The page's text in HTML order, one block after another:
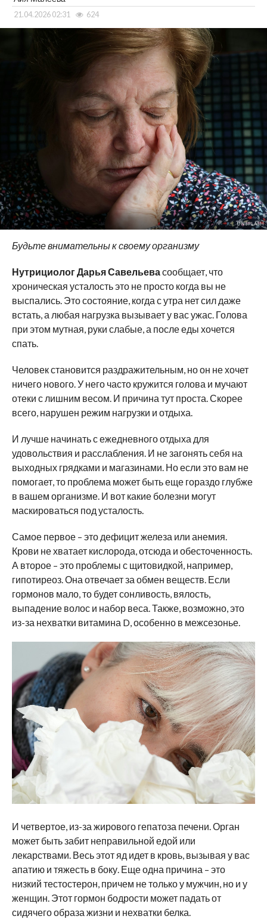
21.04.2026 02:31 624
UNSPLASH
Будьте внимательны к своему организму
Нутрициолог Дарья Савельева сообщает, что
хроническая усталость это не просто когда вы не
выспались. Это состояние, когда с утра нет сил даже
встать, а любая нагрузка вызывает у вас ужас. Голова
при этом мутная, руки слабые, а после еды хочется
спать.
Человек становится раздражительным, но он не хочет
ничего нового. У него часто кружится голова и мучают
отеки с лишним весом. И причина тут проста. Скорее
всего, нарушен режим нагрузки и отдыха.
И лучше начинать с ежедневного отдыха для
удовольствия и расслабления. И не загонять себя на
выходных грядками и магазинами. Но если это вам не
помогает, то проблема может быть еще гораздо глубже
в вашем организме. И вот какие болезни могут
маскироваться под усталость.
Самое первое – это дефицит железа или анемия.
Крови не хватает кислорода, отсюда и обесточенность.
А второе – это проблемы с щитовидкой, например,
гипотиреоз. Она отвечает за обмен веществ. Если
гормонов мало, то будет сонливость, вялость,
выпадение волос и набор веса. Также, возможно, это
из-за нехватки витамина D, особенно в межсезонье.
И четвертое, из-за жирового гепатоза печени. Орган
может быть забит неправильной едой или
лекарствами. Весь этот яд идет в кровь, вызывая у вас
апатию и тяжесть в боку. Еще одна причина – это
низкий тестостерон, причем не только у мужчин, но и у
женщин. Этот гормон бодрости может падать от
сидячего образа жизни и нехватки белка.